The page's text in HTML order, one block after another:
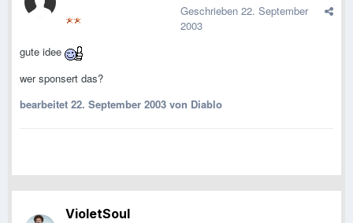
Geschrieben 22. September
2003
gute idee
wer sponsert das?
bearbeitet 22. September 2003 von Diablo
VioletSoul